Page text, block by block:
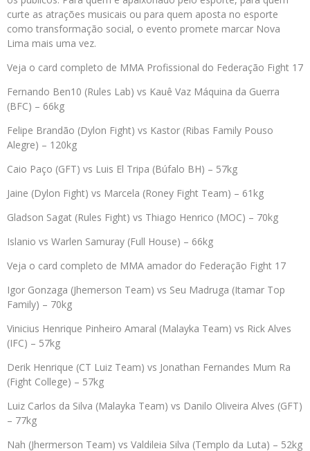
curte as atrações musicais ou para quem aposta no esporte
como transformação social, o evento promete marcar Nova
Lima mais uma vez.
Veja o card completo de MMA Profissional do Federação Fight 17
Fernando Ben10 (Rules Lab) vs Kauê Vaz Máquina da Guerra
(BFC) – 66kg
Felipe Brandão (Dylon Fight) vs Kastor (Ribas Family Pouso
Alegre) – 120kg
Caio Paço (GFT) vs Luis El Tripa (Búfalo BH) – 57kg
Jaine (Dylon Fight) vs Marcela (Roney Fight Team) – 61kg
Gladson Sagat (Rules Fight) vs Thiago Henrico (MOC) – 70kg
Islanio vs Warlen Samuray (Full House) – 66kg
Veja o card completo de MMA amador do Federação Fight 17
Igor Gonzaga (Jhemerson Team) vs Seu Madruga (Itamar Top
Family) – 70kg
Vinicius Henrique Pinheiro Amaral (Malayka Team) vs Rick Alves
(IFC) – 57kg
Derik Henrique (CT Luiz Team) vs Jonathan Fernandes Mum Ra
(Fight College) – 57kg
Luiz Carlos da Silva (Malayka Team) vs Danilo Oliveira Alves (GFT)
– 77kg
Nah (Jhermerson Team) vs Valdileia Silva (Templo da Luta) – 52kg